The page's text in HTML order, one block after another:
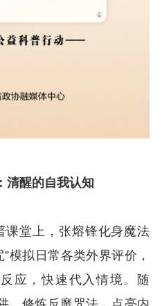
清醒的自我认知
课堂上，张熔锋化身魔法
模拟日常各类外界评价，
应，快速代入情境。随